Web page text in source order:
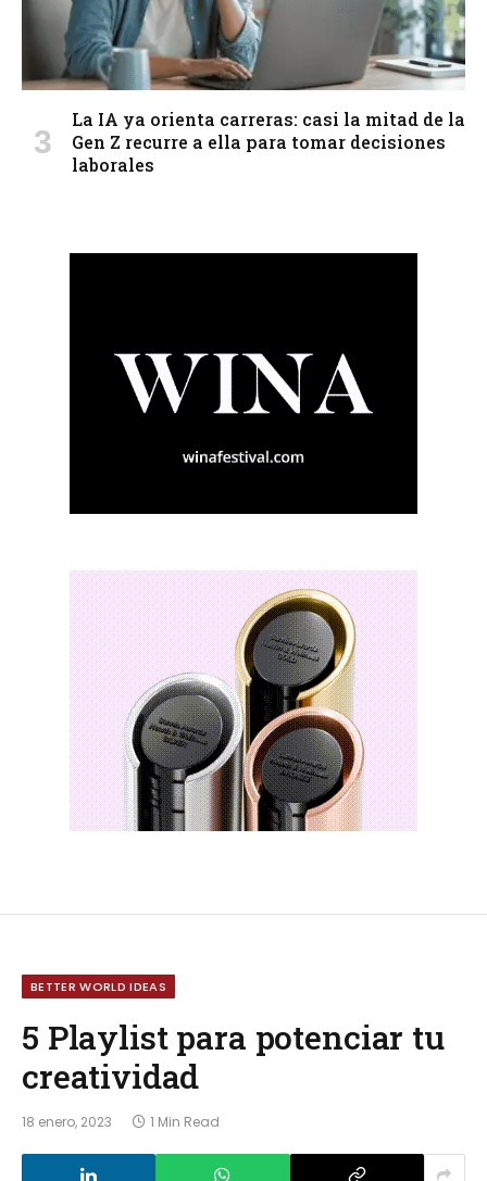
La IA ya orienta carreras: casi la mitad de la
Gen Z recurre a ella para tomar decisiones
laborales
BETTER WORLD IDEAS
5 Playlist para potenciar tu
creatividad
18 enero, 2023 1 Min Read